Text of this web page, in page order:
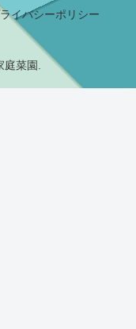
イバシーポリシー
庭菜園.